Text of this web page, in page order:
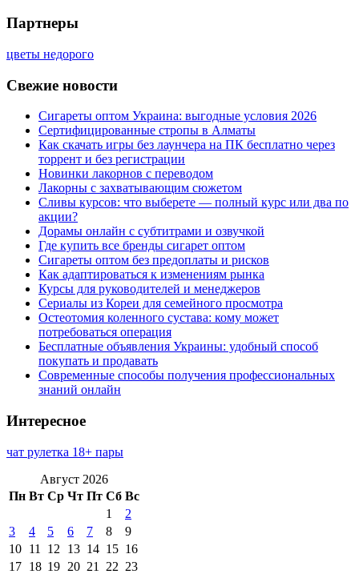
Партнеры
цветы недорого
Свежие новости
Сигареты оптом Украина: выгодные условия 2026
Сертифицированные стропы в Алматы
Как скачать игры без лаунчера на ПК бесплатно через
торрент и без регистрации
Новинки лакорнов с переводом
Лакорны с захватывающим сюжетом
Сливы курсов: что выберете — полный курс или два по
акции?
Дорамы онлайн с субтитрами и озвучкой
Где купить все бренды сигарет оптом
Сигареты оптом без предоплаты и рисков
Как адаптироваться к изменениям рынка
Курсы для руководителей и менеджеров
Сериалы из Кореи для семейного просмотра
Остеотомия коленного сустава: кому может
потребоваться операция
Бесплатные объявления Украины: удобный способ
покупать и продавать
Современные способы получения профессиональных
знаний онлайн
Интересное
чат рулетка 18+ пары
Август 2026
Пн Вт Ср Чт Пт Сб Вс
1
2
3
4 5 6 7 8
9
10 11 12 13 14 15 16
17 18 19 20 21 22 23